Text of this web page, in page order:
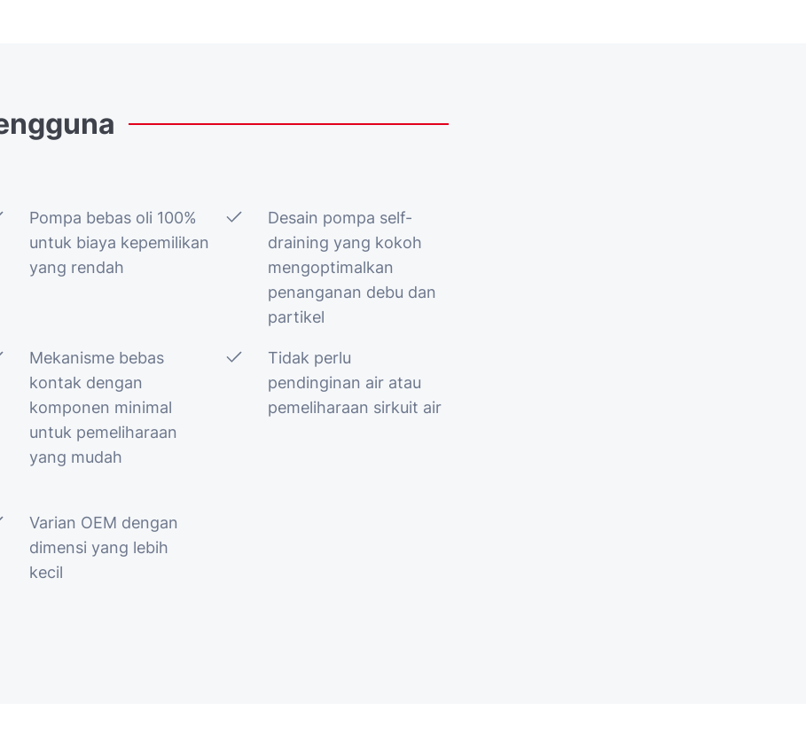
Pompa bebas oli 100%
untuk biaya kepemilikan
yang rendah
Desain pompa self-
draining yang kokoh
mengoptimalkan
penanganan debu dan
partikel
Mekanisme bebas
kontak dengan
komponen minimal
untuk pemeliharaan
yang mudah
Tidak perlu
pendinginan air atau
pemeliharaan sirkuit air
Varian OEM dengan
dimensi yang lebih
kecil